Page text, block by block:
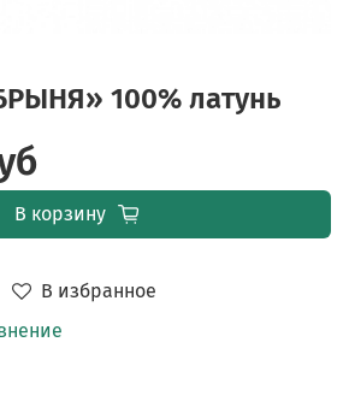
100% латунь
В избранное
В корзину